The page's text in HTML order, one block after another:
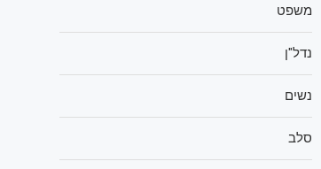
משפט
נדל"ן
נשים
סלב